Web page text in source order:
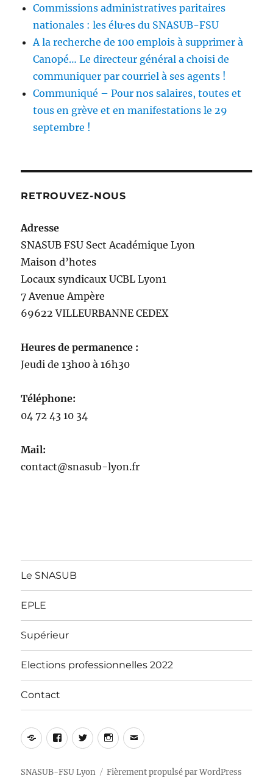
Commissions administratives paritaires
nationales : les élu·es du SNASUB-FSU
A la recherche de 100 emplois à supprimer à
Canopé… Le directeur général a choisi de
communiquer par courriel à ses agents !
Communiqué – Pour nos salaires, toutes et
tous en grève et en manifestations le 29
septembre !
RETROUVEZ-NOUS
Adresse
SNASUB FSU Sect Académique Lyon
Maison d’hotes
Locaux syndicaux UCBL Lyon1
7 Avenue Ampère
69622 VILLEURBANNE CEDEX
Heures de permanence :
Jeudi de 13h00 à 16h30
Téléphone:
04 72 43 10 34
Mail:
contact@snasub-lyon.fr
Le SNASUB
EPLE
Supérieur
Elections professionnelles 2022
Contact
Yelp Facebook
TwitterInstagram
E-
SNASUB-FSU Lyon Fièrement propulsé par WordPress